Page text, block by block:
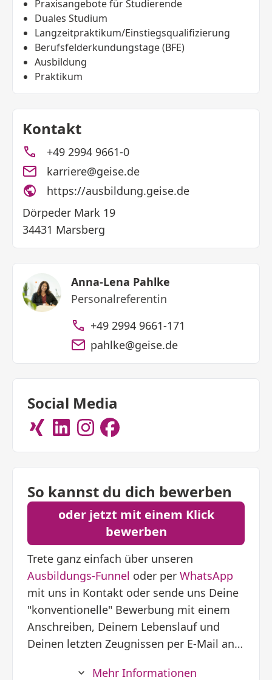
Praxisangebote für Studierende
Duales Studium
Langzeitpraktikum/Einstiegsqualifizierung
Berufsfelderkundungstage (BFE)
Ausbildung
Praktikum
Kontakt
+49 2994 9661-0
karriere@geise.de
https://ausbildung.geise.de
Dörpeder Mark 19
34431 Marsberg
Anna-Lena Pahlke
Personalreferentin
+49 2994 9661-171
pahlke@geise.de
Social Media
So kannst du dich bewerben
oder jetzt mit einem Klick
bewerben
Trete ganz einfach über unseren
Ausbildungs-Funnel oder per WhatsApp
mit uns in Kontakt oder sende uns Deine
"konventionelle" Bewerbung mit einem
Anschreiben, Deinem Lebenslauf und
Deinen letzten Zeugnissen per E-Mail an
Mehr Informationen